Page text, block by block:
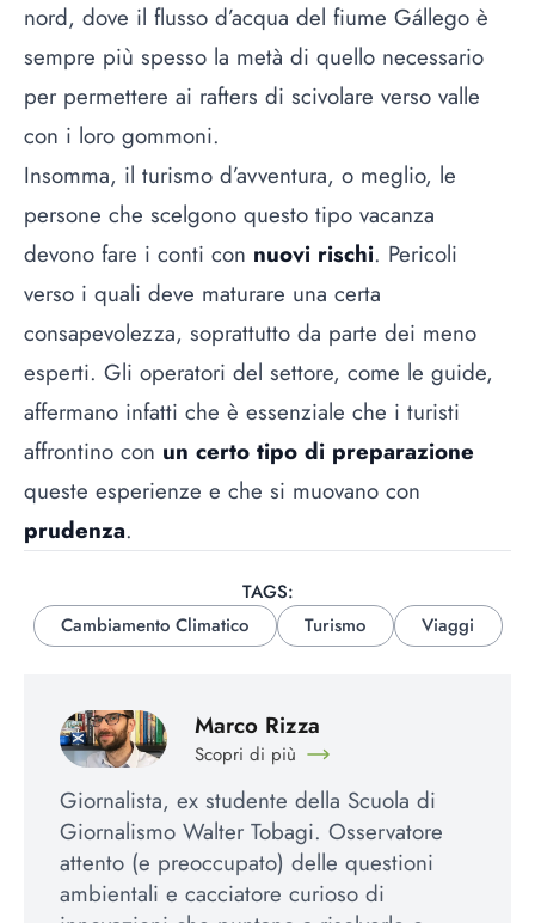
nord, dove il flusso d’acqua del fiume Gállego è
sempre più spesso la metà di quello necessario
per permettere ai rafters di scivolare verso valle
con i loro gommoni.
Insomma, il turismo d’avventura, o meglio, le
persone che scelgono questo tipo vacanza
devono fare i conti con nuovi rischi. Pericoli
verso i quali deve maturare una certa
consapevolezza, soprattutto da parte dei meno
esperti. Gli operatori del settore, come le guide,
affermano infatti che è essenziale che i turisti
affrontino con un certo tipo di preparazione
queste esperienze e che si muovano con
prudenza.
TAGS:
Cambiamento Climatico
Turismo Viaggi
Marco Rizza
Scopri di più
Giornalista, ex studente della Scuola di
Giornalismo Walter Tobagi. Osservatore
attento (e preoccupato) delle questioni
ambientali e cacciatore curioso di